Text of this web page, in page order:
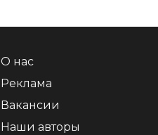
О нас
Реклама
Вакансии
Наши авторы